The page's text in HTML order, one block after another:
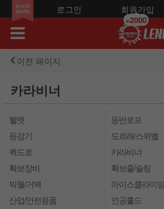
로그인 회원가입
+2000
이전 페이지
카라비너
헬멧 등반로프
등강기
도르래/스위벨
퀵드로
카라비너
확보장비
확보줄/슬링
빅월/거벽
아이스클라이밍
산업/안전용품
인공홀드